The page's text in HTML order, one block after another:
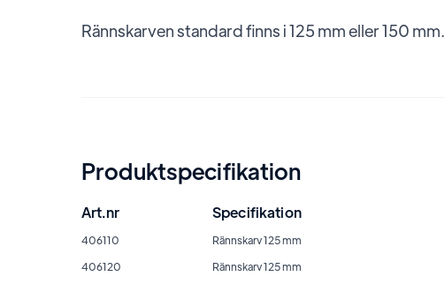
Rännskarven standard finns i 125 mm eller 150 mm.
Produktspecifikation
Art.nr Specifikation
406110 Rännskarv 125 mm
406120
Rännskarv 125 mm